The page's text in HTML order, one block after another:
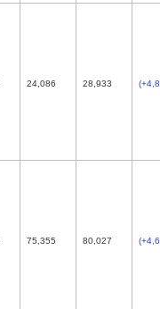
24,086 28,933
75,355 80,027